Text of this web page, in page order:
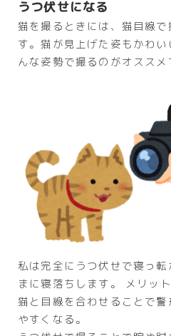
うつ伏せになる
猫を撮るときには、猫目線
す。猫が見上げた姿もかわ
んな姿勢で撮るのがオススメ
私は完全にうつ伏せで寝っ
まに寝落ちします。 メリッ
猫と目線を合わせることで
やすくなる。